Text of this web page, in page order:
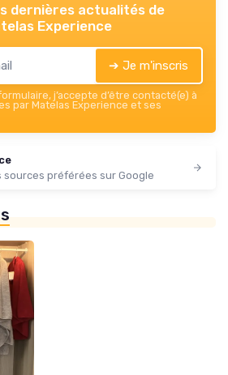
dernières actualités de
Experience
➔ Je m'inscris
j’accepte d’être contacté(e) à
par Matelas Experience et ses
préférées sur Google